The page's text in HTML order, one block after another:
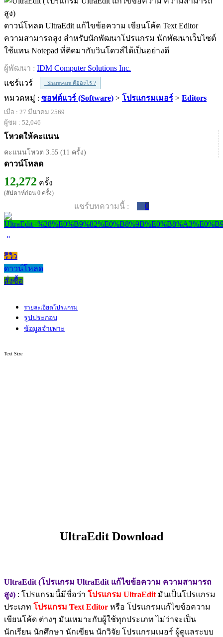
ดาวน์โหลด UltraEdit แก้ไขข้อความ เขียนโค้ด Text Editor
ความสามารถสูง สำหรับนักพัฒนาโปรแกรม นักพัฒนาเว็บไซต์
ใช้แทน Notepad ที่ติดมากับวินโดวส์ได้เป็นอย่างดี
ผู้พัฒนา : IDM Computer Solutions Inc.
แชร์แวร์
Shareware คืออะไร ?
หมวดหมู่ : ซอฟต์แวร์ (Software) > โปรแกรมเมอร์ > Editors
เมื่อ : 27 มีนาคม 2569
ผู้ชม : 52,046
โหวตให้คะแนน
คะแนนโหวต 3.55 (11 ครั้ง)
ดาวน์โหลด
12,272 ครั้ง
(สัปดาห์ก่อน 0 ครั้ง)
แชร์บทความนี้ : 0
»
รีวิว
ดาวน์โหลด
สั่งซื้อ
รายละเอียดโปรแกรม
รูปประกอบ
ข้อมูลจำเพาะ
Text Size
UltraEdit Download
UltraEdit (โปรแกรม UltraEdit แก้ไขข้อความ ความสามารถ
สูง) : โปรแกรมนี้มีชื่อว่า โปรแกรม UltraEdit มันเป็นโปรแกรม
ประเภท โปรแกรม Text Editor หรือ โปรแกรมแก้ไขข้อความ
เขียนโค้ด ต่างๆ มันเหมาะกับผู้ใช้ทุกประเภท ไม่ว่าจะเป็น
นักเรียน นักศึกษา นักเขียน นักวิจัย โปรแกรมเมอร์ ผู้ดูแลระบบ